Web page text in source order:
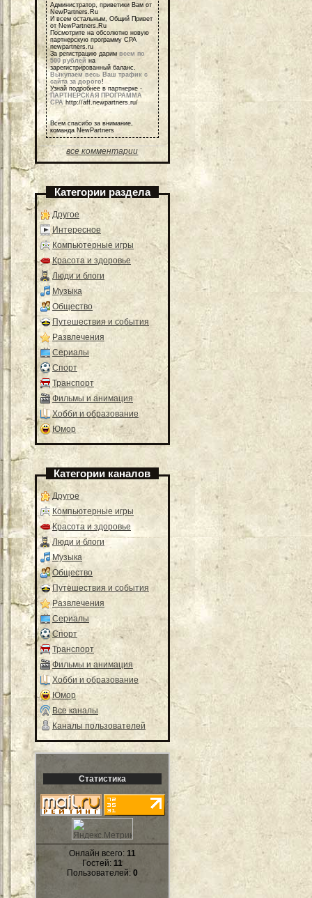
Администратор, приветики Вам от
NewPartners.Ru
И всем остальным, Общий Привет
от NewPartners.Ru
Посмотрите на обсолютно новую
партнерскую программу СРА
newpartners.ru
За регистрацию дарим всем по
500 рублей на
зарегистрированный баланс.
Выкупаем весь Ваш трафик с
сайта за дорого!
Узнай подробнее в партнерке -
ПАРТНЕРСКАЯ ПРОГРАММА
СРАhttp://aff.newpartners.ru/
Всем спасибо за внимание,
команда NewPartners
все комментарии
Категории раздела
Другое
Интересное
Компьютерные игры
Красота и здоровье
Люди и блоги
Музыка
Общество
Путешествия и события
Развлечения
Сериалы
Спорт
Транспорт
Фильмы и анимация
Хобби и образование
Юмор
Категории каналов
Другое
Компьютерные игры
Красота и здоровье
Люди и блоги
Музыка
Общество
Путешествия и события
Развлечения
Сериалы
Спорт
Транспорт
Фильмы и анимация
Хобби и образование
Юмор
Все каналы
Каналы пользователей
Статистика
Онлайн всего: 11
Гостей: 11
Пользователей: 0